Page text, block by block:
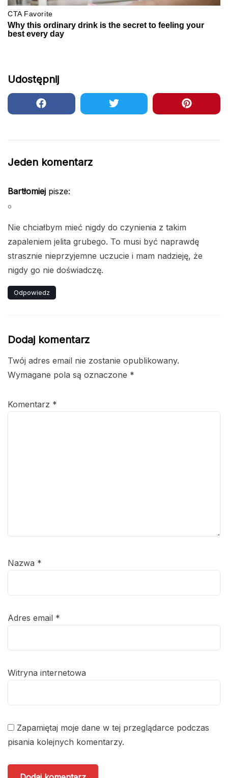
Udostępnij
Jeden komentarz
Bartłomiej pisze:
o
Nie chciałbym mieć nigdy do czynienia z takim
zapaleniem jelita grubego. To musi być naprawdę
strasznie nieprzyjemne uczucie i mam nadzieję, że
nigdy go nie doświadczę.
Odpowiedz
Dodaj komentarz
Twój adres email nie zostanie opublikowany.
Wymagane pola są oznaczone *
Komentarz *
Nazwa *
Adres email *
Witryna internetowa
Zapamiętaj moje dane w tej przeglądarce podczas
pisania kolejnych komentarzy.